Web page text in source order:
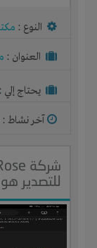
النوع :
العنوان :
يحتاج إلي :
آخر نشاط :
للتصدير